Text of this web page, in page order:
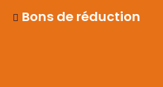
Bons de réduction